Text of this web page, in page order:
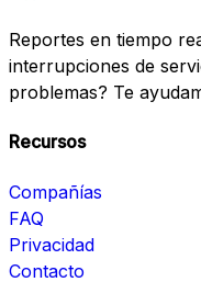
Reportes en tiempo
interrupciones de
problemas? Te
Recursos
Compañías
FAQ
Privacidad
Contacto